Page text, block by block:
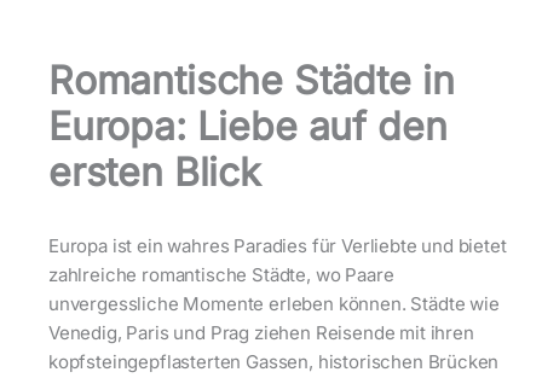
Romantische Städte in
Europa: Liebe auf den
ersten Blick
Europa ist ein wahres Paradies für Verliebte und bietet
zahlreiche romantische Städte, wo Paare
unvergessliche Momente erleben können. Städte wie
Venedig, Paris und Prag ziehen Reisende mit ihren
kopfsteingepflasterten Gassen, historischen Brücken